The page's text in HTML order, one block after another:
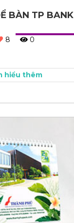
BÀN TP BANK
8 0
hiểu thêm